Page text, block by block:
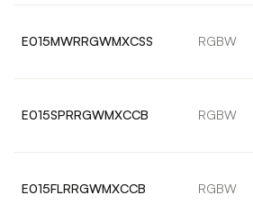
E015MWRRGWMXCSS RGBW
E015SPRRGWMXCCB RGBW
E015FLRRGWMXCCB RGBW